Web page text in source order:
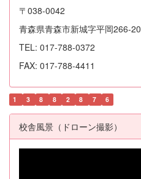
〒038-0042
青森県青森市新城字平岡266-20
TEL: 017-788-0372
FAX: 017-788-4411
1 3 8 8 2 8 7 6
校舎風景（ドローン撮影）